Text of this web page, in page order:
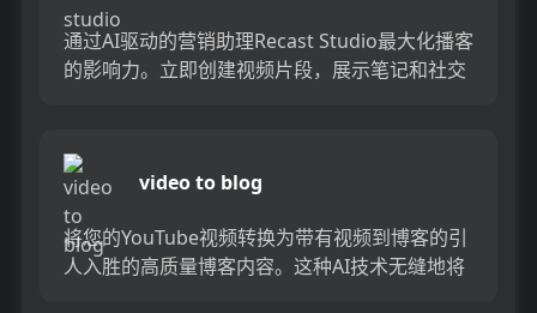
通过AI驱动的营销助理Recast Studio最大化播客
的影响力。立即创建视频片段，展示笔记和社交
video to blog
将您的YouTube视频转换为带有视频到博客的引
人入胜的高质量博客内容。这种AI技术无缝地将